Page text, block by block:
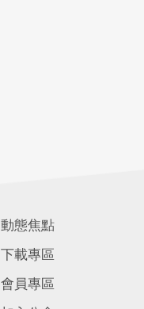
動態焦點
下載專區
會員專區